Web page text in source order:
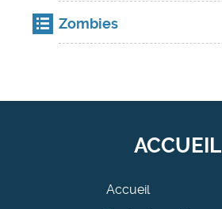
Zombies
ACCUEIL
Accueil